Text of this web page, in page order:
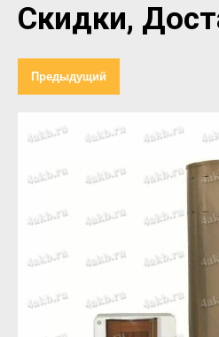
Скидки,
Предыдущий